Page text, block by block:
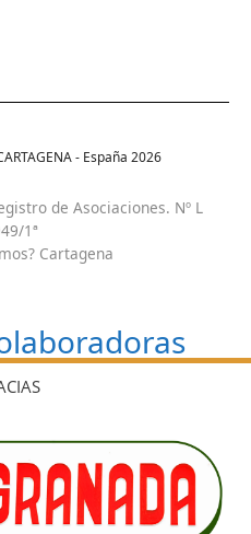
- España 2026
de Asociaciones. Nº L
1ª
Cartagena